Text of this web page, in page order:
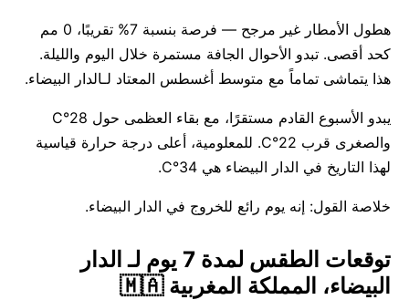
هطول الأمطار غير مرجح — فرصة بنسبة 7% تقريبًا، 0 مم
كحد أقصى. تبدو الأحوال الجافة مستمرة خلال اليوم والليلة.
هذا يتماشى تماماً مع متوسط أغسطس المعتاد لـالدار البيضاء.
يبدو الأسبوع القادم مستقرًا، مع بقاء العظمى حول 28°C
والصغرى قرب 22°C. للمعلومية، أعلى درجة حرارة قياسية
لهذا التاريخ في الدار البيضاء هي 34°C.
خلاصة القول: إنه يوم رائع للخروج في الدار البيضاء.
توقعات الطقس لمدة 7 يوم لـ الدار
البيضاء، المملكة المغربية 🇲🇦